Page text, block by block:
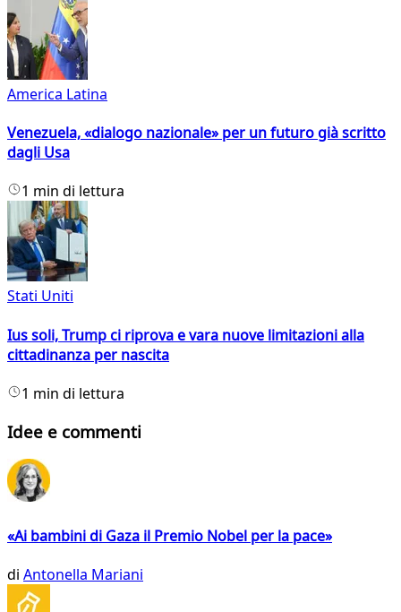
America Latina
Venezuela, «dialogo nazionale» per un futuro già scritto
dagli Usa
1 min di lettura
Stati Uniti
Ius soli, Trump ci riprova e vara nuove limitazioni alla
cittadinanza per nascita
1 min di lettura
Idee e commenti
«Ai bambini di Gaza il Premio Nobel per la pace»
di Antonella Mariani